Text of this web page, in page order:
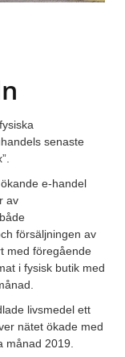
senaste
e-handel
av
försäljningen av
med föregående
i fysisk butik med
livsmedel ett
nätet ökade med
månad 2019.